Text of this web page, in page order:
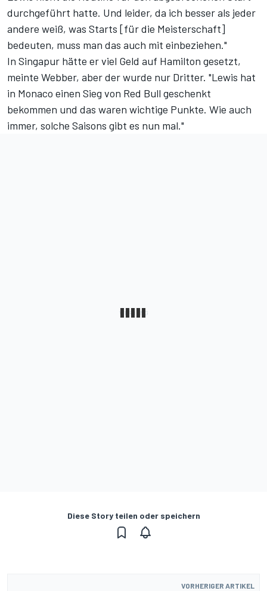
durchgeführt hatte. Und leider, da ich besser als jeder
andere weiß, was Starts [für die Meisterschaft]
bedeuten, muss man das auch mit einbeziehen."
In Singapur hätte er viel Geld auf Hamilton gesetzt,
meinte Webber, aber der wurde nur Dritter. "Lewis hat
in Monaco einen Sieg von Red Bull geschenkt
bekommen und das waren wichtige Punkte. Wie auch
immer, solche Saisons gibt es nun mal."
Diese Story teilen oder speichern
VORHERIGER ARTIKEL